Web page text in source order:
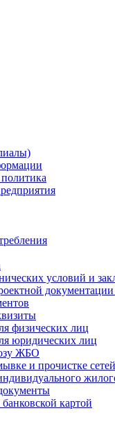
условий и
физических лиц
юридических лиц
ЖБО
и прочистке сетей
картой